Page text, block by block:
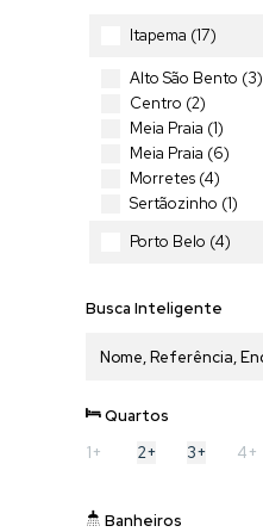
Itapema (17)
Alto São Bento (3)
Centro (2)
Meia Praia (1)
Meia Praia (6)
Morretes (4)
Sertãozinho (1)
Porto Belo (4)
Curitiba (1)
Santo Inácio (1)
Itoupava Norte (1)
Busca Inteligente
Quartos
1+
2+ 3+ 4+
Banheiros